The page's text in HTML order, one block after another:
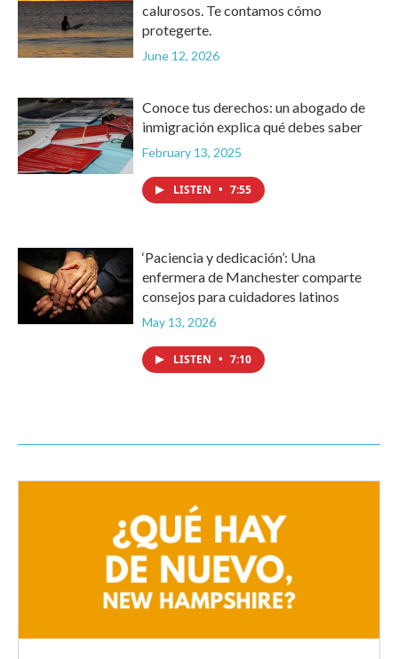
calurosos. Te contamos cómo
protegerte.
June 12, 2026
Conoce tus derechos: un abogado de
inmigración explica qué debes saber
February 13, 2025
LISTEN • 7:55
‘Paciencia y dedicación’: Una
enfermera de Manchester comparte
consejos para cuidadores latinos
May 13, 2026
LISTEN • 7:10